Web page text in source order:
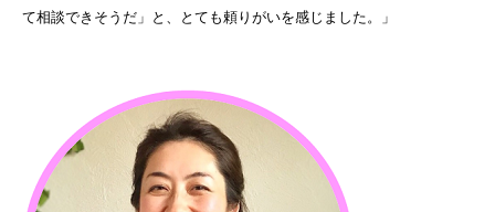
て相談できそうだ」と、とても頼りがいを感じました。」